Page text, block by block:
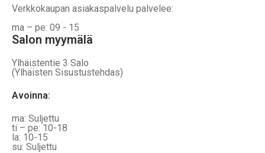
Verkkokaupan asiakaspalvelu palvelee:
ma – pe: 09 - 15
Salon myymälä
Ylhäistentie 3 Salo
(Ylhäisten Sisustustehdas)
Avoinna:
ma: Suljettu
ti – pe: 10-18
la: 10-15
su: Suljettu